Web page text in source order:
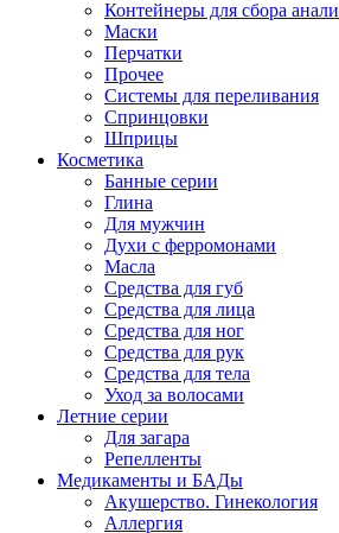
Контейнеры для сбора
Маски
Перчатки
Прочее
Системы для переливания
Спринцовки
Шприцы
Косметика
Банные серии
Глина
Для мужчин
Духи с ферромонами
Масла
Средства для губ
Средства для лица
Средства для ног
Средства для рук
Средства для тела
Уход за волосами
Летние серии
Для загара
Репелленты
Медикаменты и БАДы
Акушерство. Гинекология
Аллергия